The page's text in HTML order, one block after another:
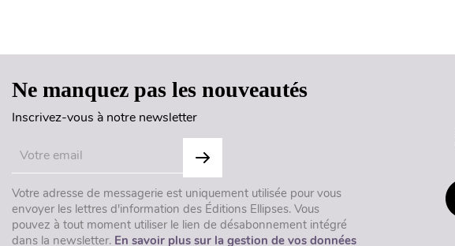
Ne manquez pas les nouveautés
Inscrivez-vous à notre newsletter
Votre adresse de messagerie est uniquement utilisée pour vous
envoyer les lettres d'information des Éditions Ellipses. Vous
pouvez à tout moment utiliser le lien de désabonnement intégré
dans la newsletter. En savoir plus sur la gestion de vos données